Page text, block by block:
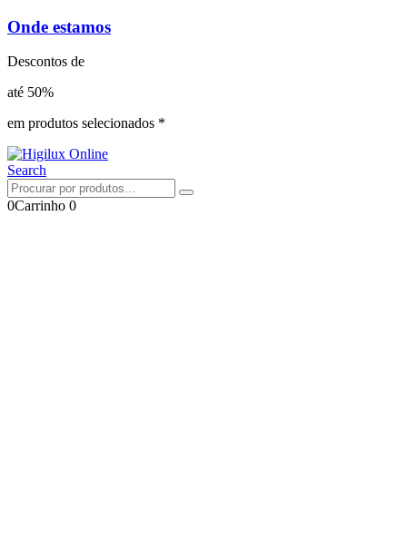
Onde estamos
Descontos de
até 50%
em produtos selecionados *
Search
0Carrinho 0